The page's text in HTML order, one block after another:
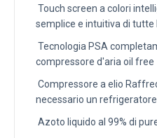
Touch screen a colori
semplice e intuitiva di tutte
Tecnologia PSA
compressore d'aria oil free
Compressore a elio
necessario un
Azoto liquido al 99% di